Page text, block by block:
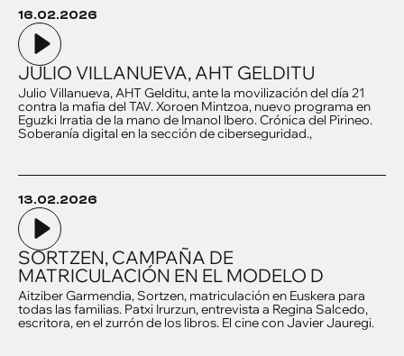
16.02.2026
JULIO VILLANUEVA, AHT GELDITU
Julio Villanueva, AHT Gelditu, ante la movilización del día 21
contra la mafia del TAV. Xoroen Mintzoa, nuevo programa en
Eguzki Irratia de la mano de Imanol Ibero. Crónica del Pirineo.
Soberanía digital en la sección de ciberseguridad.,
13.02.2026
SORTZEN, CAMPAÑA DE
MATRICULACIÓN EN EL MODELO D
Aitziber Garmendia, Sortzen, matriculación en Euskera para
todas las familias. Patxi Irurzun, entrevista a Regina Salcedo,
escritora, en el zurrón de los libros. El cine con Javier Jauregi.